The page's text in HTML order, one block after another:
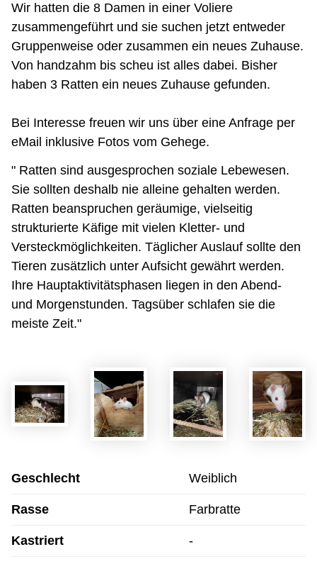
Wir hatten die 8 Damen in einer Voliere
zusammengeführt und sie suchen jetzt entweder
Gruppenweise oder zusammen ein neues Zuhause.
Von handzahm bis scheu ist alles dabei. Bisher
haben 3 Ratten ein neues Zuhause gefunden.
Bei Interesse freuen wir uns über eine Anfrage per
eMail inklusive Fotos vom Gehege.
" Ratten sind ausgesprochen soziale Lebewesen.
Sie sollten deshalb nie alleine gehalten werden.
Ratten beanspruchen geräumige, vielseitig
strukturierte Käfige mit vielen Kletter- und
Versteckmöglichkeiten. Täglicher Auslauf sollte den
Tieren zusätzlich unter Aufsicht gewährt werden.
Ihre Hauptaktivitätsphasen liegen in den Abend-
und Morgenstunden. Tagsüber schlafen sie die
meiste Zeit."
Geschlecht Weiblich
Rasse Farbratte
Kastriert -